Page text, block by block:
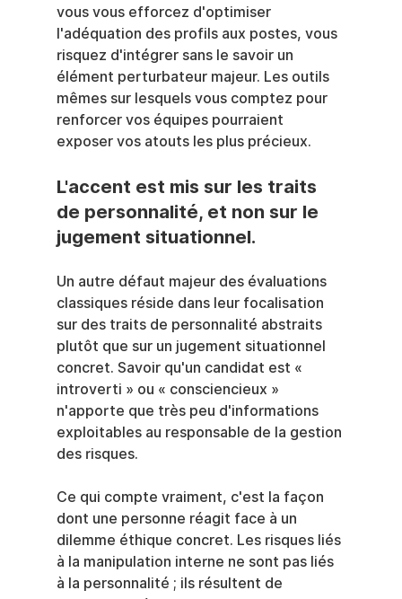
vous vous efforcez d'optimiser
l'adéquation des profils aux postes, vous
risquez d'intégrer sans le savoir un
élément perturbateur majeur. Les outils
mêmes sur lesquels vous comptez pour
renforcer vos équipes pourraient
exposer vos atouts les plus précieux.
L'accent est mis sur les traits
de personnalité, et non sur le
jugement situationnel.
Un autre défaut majeur des évaluations
classiques réside dans leur focalisation
sur des traits de personnalité abstraits
plutôt que sur un jugement situationnel
concret. Savoir qu'un candidat est «
introverti » ou « consciencieux »
n'apporte que très peu d'informations
exploitables au responsable de la gestion
des risques.
Ce qui compte vraiment, c'est la façon
dont une personne réagit face à un
dilemme éthique concret. Les risques liés
à la manipulation interne ne sont pas liés
à la personnalité ; ils résultent de